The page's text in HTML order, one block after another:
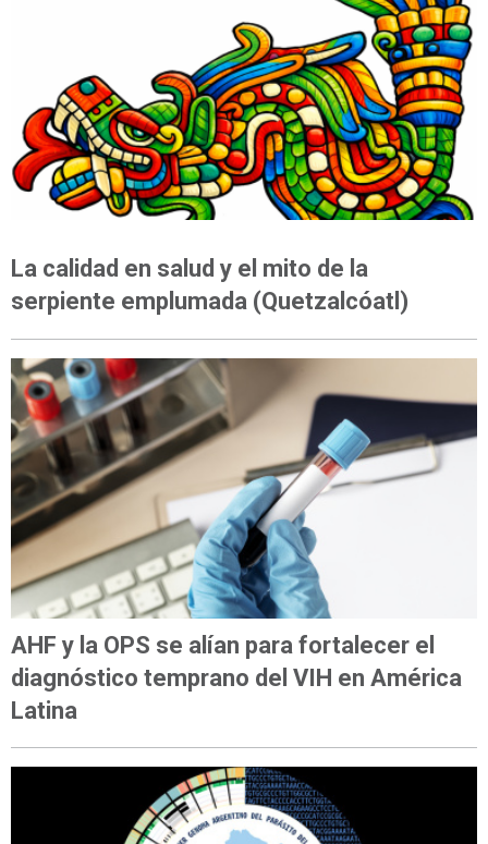
La calidad en salud y el mito de la
serpiente emplumada (Quetzalcóatl)
AHF y la OPS se alían para fortalecer el
diagnóstico temprano del VIH en América
Latina